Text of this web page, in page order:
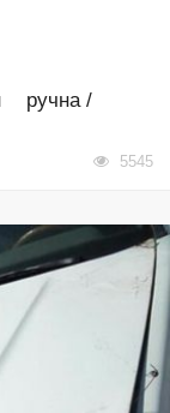
ручна /
5545